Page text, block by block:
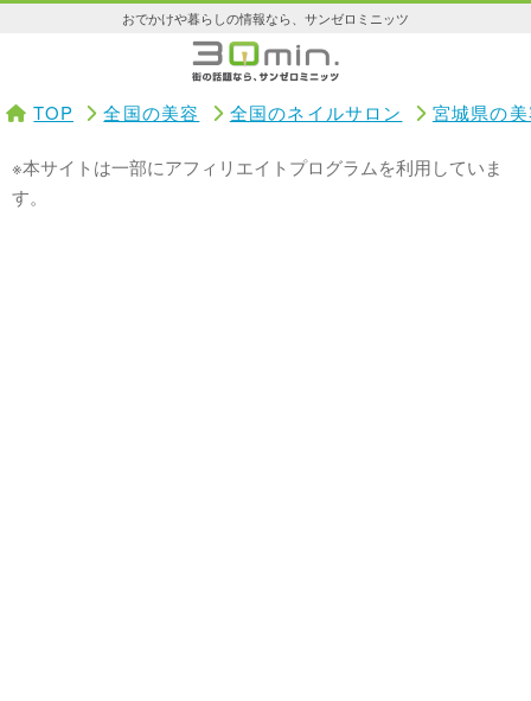
おでかけや暮らしの情報なら、サンゼロミニッツ
TOP 全国の美容 全国のネイルサロン 宮城県の
※本サイトは一部にアフィリエイトプログラムを利用していま
す。